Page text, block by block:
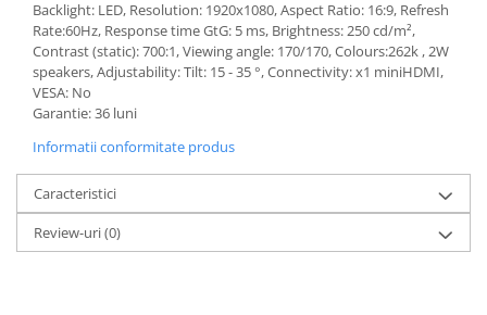
Componente All-in-One
Monitoare
Monitoare NOI
Monitoare Refurbished
Monitoare Renew
Monitoare Second-Hand
Servere
Hard Disk-uri SERVER
Backlight: LED, Resolution: 1920x1080, Aspect Ratio: 16:9, Refresh
Rate:60Hz, Response time GtG: 5 ms, Brightness: 250 cd/m²,
Contrast (static): 700:1, Viewing angle: 170/170, Colours:262k , 2W
speakers, Adjustability: Tilt: 15 - 35 °, Connectivity: x1 miniHDMI,
VESA: No
Garantie: 36 luni
Informatii conformitate produs
Caracteristici
Review-uri(0)